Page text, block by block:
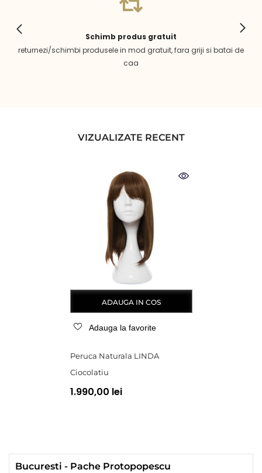
Schimb produs gratuit
returnezi/schimbi produsele in mod gratuit, fara griji si batai de
caa
VIZUALIZATE RECENT
ADAUGA IN COS
Adauga la favorite
Peruca Naturala LINDA
Ciocolatiu
1.990,00 lei
Bucuresti - Pache Protopopescu